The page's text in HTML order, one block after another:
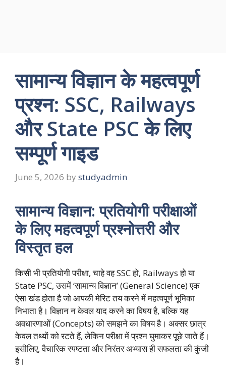
सामान्य विज्ञान के महत्वपूर्ण
प्रश्न: SSC, Railways
और State PSC के लिए
सम्पूर्ण गाइड
June 5, 2026 by studyadmin
सामान्य विज्ञान: प्रतियोगी परीक्षाओं
के लिए महत्वपूर्ण प्रश्नोत्तरी और
विस्तृत हल
किसी भी प्रतियोगी परीक्षा, चाहे वह SSC हो, Railways हो या
State PSC, उसमें ‘सामान्य विज्ञान’ (General Science) एक
ऐसा खंड होता है जो आपकी मेरिट तय करने में महत्वपूर्ण भूमिका
निभाता है। विज्ञान न केवल याद करने का विषय है, बल्कि यह
अवधारणाओं (Concepts) को समझने का विषय है। अक्सर छात्र
केवल तथ्यों को रटते हैं, लेकिन परीक्षा में प्रश्न घुमाकर पूछे जाते हैं।
इसीलिए, वैचारिक स्पष्टता और निरंतर अभ्यास ही सफलता की कुंजी
है।